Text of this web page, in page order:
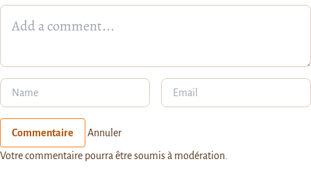
Commentaire Annuler
Votre commentaire pourra être soumis à modération.